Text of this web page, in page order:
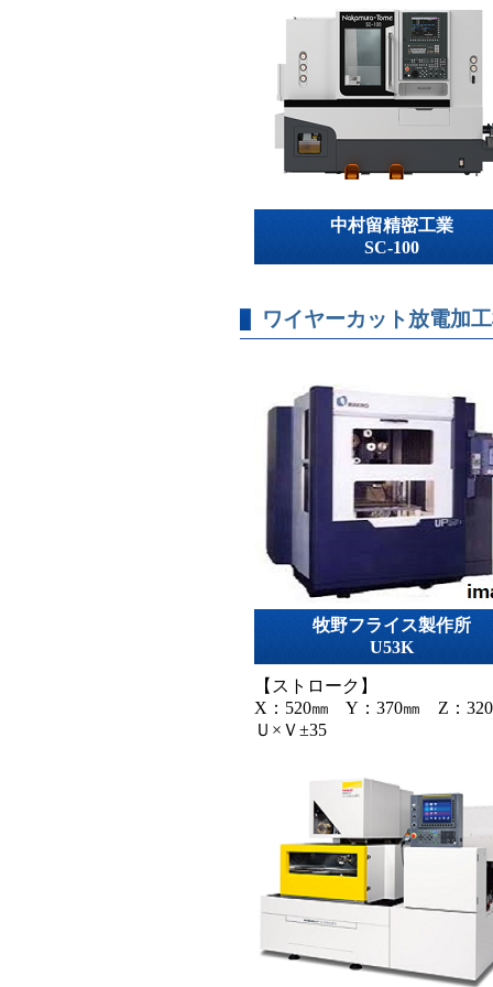
中村留精密工業
SC-100
ワイヤーカット放電加
牧野フライス製作所
U53K
【ストローク】
X：520㎜ Y：370㎜ Z：
Ｕ×Ｖ±35